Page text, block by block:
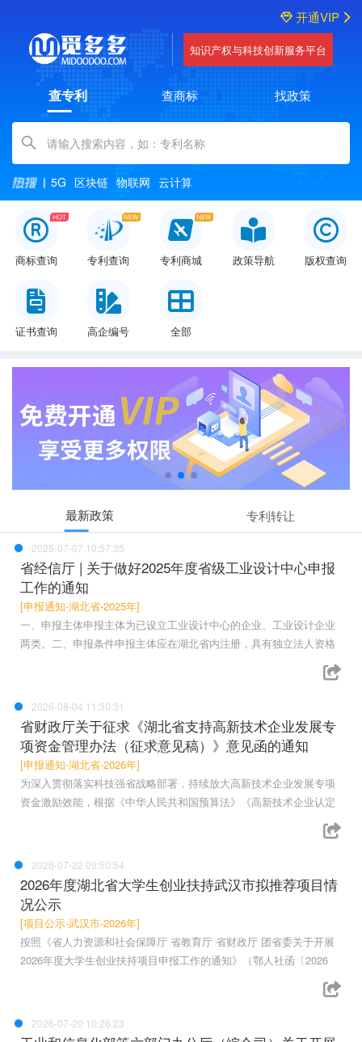
开通VIP
知识产权与科技创新服务平台
查专利 查商标 找政策
Amount (in dollars)
5G 区块链 物联网 云计算
商标查询 专利查询 专利商城 政策导航 版权查询
证书查询 高企编号 全部
最新政策 专利转让
2025-07-07 10:57:35
省经信厅 | 关于做好2025年度省级工业设计中心申报
工作的通知
[申报通知-湖北省-2025年]
一、申报主体申报主体为已设立工业设计中心的企业、工业设计企业
两类。二、申报条件申报主体应在湖北省内注册，具有独立法人资格
2026-08-04 11:30:31
省财政厅关于征求《湖北省支持高新技术企业发展专
项资金管理办法（征求意见稿）》意见函的通知
[申报通知-湖北省-2026年]
为深入贯彻落实科技强省战略部署，持续放大高新技术企业发展专项
资金激励效能，根据《中华人民共和国预算法》《高新技术企业认定
2026-07-22 09:50:54
2026年度湖北省大学生创业扶持武汉市拟推荐项目情
况公示
[项目公示-武汉市-2026年]
按照《省人力资源和社会保障厅 省教育厅 省财政厅 团省委关于开展
2026年度大学生创业扶持项目申报工作的通知》（鄂人社函〔2026
2026-07-20 10:26:23